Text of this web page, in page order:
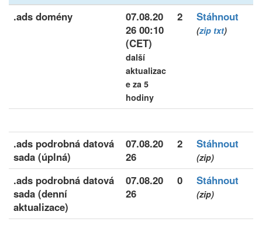
.ads domény
07.08.20
26 00:10
(CET)
další
aktualizac
e za 5
hodiny
2 Stáhnout
(zip txt)
.ads podrobná datová
sada (úplná)
07.08.20
26
2 Stáhnout
(zip)
.ads podrobná datová
sada (denní
aktualizace)
07.08.20
26
0 Stáhnout
(zip)